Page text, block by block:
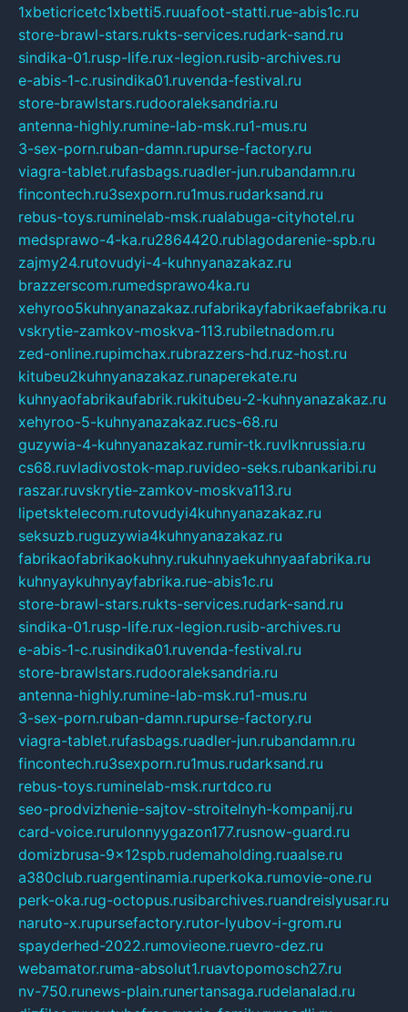
1xbeticricetc1xbetti5.ruuafoot-statti.rue-abis1c.ru
store-brawl-stars.rukts-services.rudark-sand.ru
sindika-01.rusp-life.rux-legion.rusib-archives.ru
e-abis-1-c.rusindika01.ruvenda-festival.ru
store-brawlstars.rudooraleksandria.ru
antenna-highly.rumine-lab-msk.ru1-mus.ru
3-sex-porn.ruban-damn.rupurse-factory.ru
viagra-tablet.rufasbags.ruadler-jun.rubandamn.ru
fincontech.ru3sexporn.ru1mus.rudarksand.ru
rebus-toys.ruminelab-msk.rualabuga-cityhotel.ru
medsprawo-4-ka.ru2864420.rublagodarenie-spb.ru
zajmy24.rutovudyi-4-kuhnyanazakaz.ru
brazzerscom.rumedsprawo4ka.ru
xehyroo5kuhnyanazakaz.rufabrikayfabrikaefabrika.ru
vskrytie-zamkov-moskva-113.rubiletnadom.ru
zed-online.rupimchax.rubrazzers-hd.ruz-host.ru
kitubeu2kuhnyanazakaz.runaperekate.ru
kuhnyaofabrikaufabrik.rukitubeu-2-kuhnyanazakaz.ru
xehyroo-5-kuhnyanazakaz.rucs-68.ru
guzywia-4-kuhnyanazakaz.rumir-tk.ruvlknrussia.ru
cs68.ruvladivostok-map.ruvideo-seks.rubankaribi.ru
raszar.ruvskrytie-zamkov-moskva113.ru
lipetsktelecom.rutovudyi4kuhnyanazakaz.ru
seksuzb.ruguzywia4kuhnyanazakaz.ru
fabrikaofabrikaokuhny.rukuhnyaekuhnyaafabrika.ru
kuhnyaykuhnyayfabrika.rue-abis1c.ru
store-brawl-stars.rukts-services.rudark-sand.ru
sindika-01.rusp-life.rux-legion.rusib-archives.ru
e-abis-1-c.rusindika01.ruvenda-festival.ru
store-brawlstars.rudooraleksandria.ru
antenna-highly.rumine-lab-msk.ru1-mus.ru
3-sex-porn.ruban-damn.rupurse-factory.ru
viagra-tablet.rufasbags.ruadler-jun.rubandamn.ru
fincontech.ru3sexporn.ru1mus.rudarksand.ru
rebus-toys.ruminelab-msk.rurtdco.ru
seo-prodvizhenie-sajtov-stroitelnyh-kompanij.ru
card-voice.rurulonnyygazon177.rusnow-guard.ru
domizbrusa-9x12spb.rudemaholding.ruaalse.ru
a380club.ruargentinamia.ruperkoka.rumovie-one.ru
perk-oka.rug-octopus.rusibarchives.ruandreislyusar.ru
naruto-x.rupursefactory.rutor-lyubov-i-grom.ru
spayderhed-2022.rumovieone.ruevro-dez.ru
webamator.ruma-absolut1.ruavtopomosch27.ru
nv-750.runews-plain.runertansaga.rudelanalad.ru